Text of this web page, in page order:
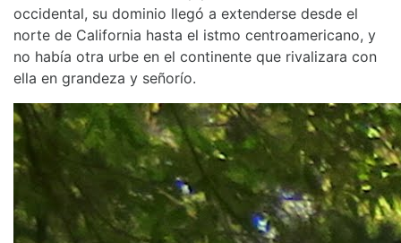
occidental, su dominio llegó a extenderse desde el
norte de California hasta el istmo centroamericano, y
no había otra urbe en el continente que rivalizara con
ella en grandeza y señorío.